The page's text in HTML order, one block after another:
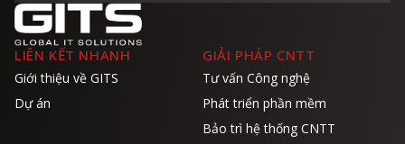
LIÊN KẾT NHANH
Giới thiệu về GITS
Dự án
GIẢI PHÁP CNTT
Tư vấn Công nghệ
Phát triển phần mềm
Bảo trì hệ thống CNTT